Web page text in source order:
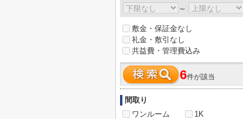
～
敷金・保証金なし
礼金・敷引なし
共益費・管理費込み
6件が該当
間取り
ワンルーム
1K